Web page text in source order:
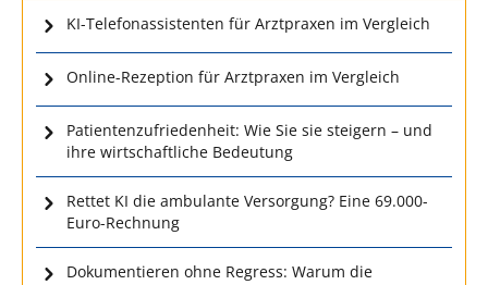
KI-Telefonassistenten für Arztpraxen im Vergleich
Online-Rezeption für Arztpraxen im Vergleich
Patientenzufriedenheit: Wie Sie sie steigern – und
ihre wirtschaftliche Bedeutung
Rettet KI die ambulante Versorgung? Eine 69.000-
Euro-Rechnung
Dokumentieren ohne Regress: Warum die